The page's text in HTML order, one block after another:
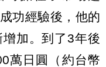
功經驗後，他的
加。到了3年後
萬日圓（約台幣